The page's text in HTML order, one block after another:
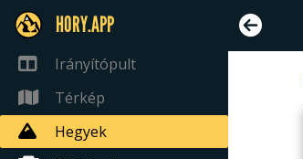
HORY.APP
Irányítópult
Térkép
Hegyek